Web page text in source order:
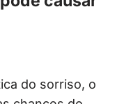
do sorriso, o